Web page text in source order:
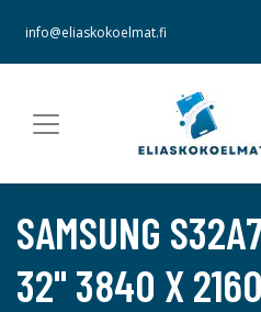
info@eliaskokoelmat.fi
SAMSUNG
32" 3840 X